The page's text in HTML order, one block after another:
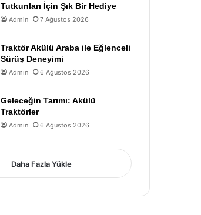
Tutkunları İçin Şık Bir Hediye
Admin 7 Ağustos 2026
Traktör Akülü Araba ile Eğlenceli
Sürüş Deneyimi
Admin 6 Ağustos 2026
Geleceğin Tarımı: Akülü
Traktörler
Admin 6 Ağustos 2026
Daha Fazla Yükle